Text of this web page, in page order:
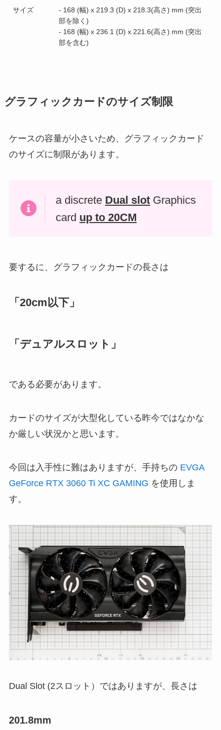
サイズ
- 168 (幅) x 219.3 (D) x 218.3(高さ) mm (突出
部を除く)
- 168 (幅) x 236.1 (D) x 221.6(高さ) mm (突出
部を含む)
グラフィックカードのサイズ制限
ケースの容量が小さいため、グラフィックカード
のサイズに制限があります。
a discrete Dual slot Graphics
card up to 20CM
要するに、グラフィックカードの長さは
「20cm以下」
「デュアルスロット」
である必要があります。
カードのサイズが大型化している昨今ではなかな
か厳しい状況かと思います。
今回は入手性に難はありますが、手持ちの EVGA
GeForce RTX 3060 Ti XC GAMING を使用しま
す。
Dual Slot (2スロット）ではありますが、長さは
201.8mm